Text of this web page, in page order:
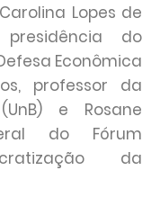
Lopes de
do
Econômica
professor da
e Rosane
do Fórum
da